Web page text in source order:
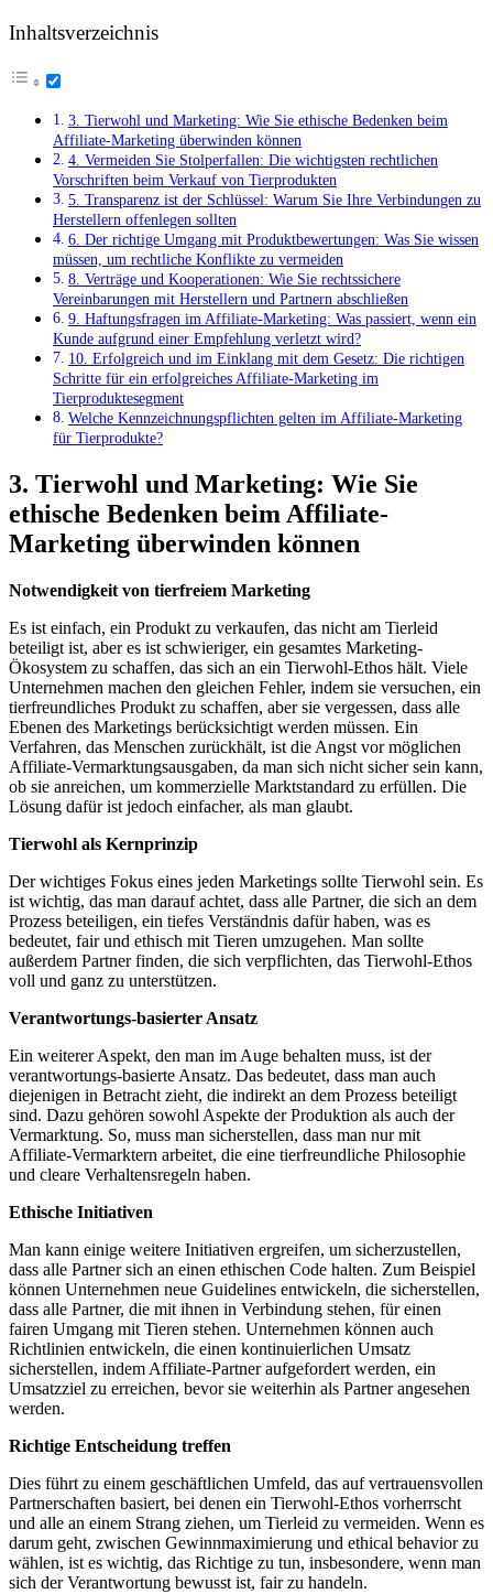
Inhaltsverzeichnis
3. Tierwohl und Marketing: Wie Sie‌ ethische Bedenken⁤ beim
Affiliate-Marketing überwinden ⁢können
4. Vermeiden Sie Stolperfallen: Die wichtigsten rechtlichen⁢
Vorschriften beim Verkauf von Tierprodukten
5. Transparenz⁤ ist der Schlüssel: Warum Sie Ihre ​Verbindungen zu⁤
Herstellern offenlegen sollten
6. Der richtige Umgang mit Produktbewertungen: Was ​Sie⁣ wissen
müssen, um rechtliche Konflikte zu vermeiden
8. Verträge und ⁢Kooperationen: Wie Sie⁤ rechtssichere
Vereinbarungen mit Herstellern und Partnern abschließen
9. Haftungsfragen‍ im Affiliate-Marketing:​ Was⁤ passiert, wenn ein
Kunde‍ aufgrund einer Empfehlung ⁤verletzt wird?
10. Erfolgreich und im Einklang mit dem Gesetz: Die richtigen
Schritte für⁢ ein erfolgreiches Affiliate-Marketing ⁣im
Tierproduktesegment
Welche Kennzeichnungspflichten gelten im Affiliate-Marketing
für Tierprodukte?
3. Tierwohl und Marketing: Wie Sie‌
ethische Bedenken⁤ beim Affiliate-
Marketing überwinden ⁢können
Notwendigkeit von​ tierfreiem Marketing
Es ist einfach, ein Produkt ⁤zu‍ verkaufen, das nicht am ⁤Tierleid
beteiligt ist, aber es ist schwieriger, ein gesamtes Marketing-
Ökosystem zu schaffen, das sich an ein Tierwohl-Ethos hält. Viele
Unternehmen machen den gleichen Fehler, indem sie versuchen, ein⁢
tierfreundliches Produkt zu schaffen, aber sie vergessen, dass alle
⁢Ebenen ‍des Marketings berücksichtigt ⁤werden müssen. Ein
Verfahren, das Menschen zurückhält, ist⁢ die ​Angst ‌vor möglichen‌
Affiliate-Vermarktungsausgaben, ⁢da man⁣ sich nicht⁤ sicher⁤ sein kann,
ob sie⁣ anreichen,⁣ um kommerzielle​ Marktstandard‍ zu erfüllen. Die
Lösung dafür ist jedoch​ einfacher, als man glaubt. ⁣
Tierwohl ⁣als ⁣Kernprinzip
Der wichtiges Fokus eines ​jeden Marketings sollte Tierwohl sein. Es
ist wichtig, das ⁣man ‌darauf achtet, dass alle‍ Partner,​ die sich an dem‌
Prozess beteiligen, ⁤ein tiefes ‌Verständnis dafür ‌haben, was⁤ es
bedeutet, fair und ethisch mit Tieren umzugehen. ​Man sollte
außerdem⁢ Partner finden, ⁣die sich⁤ verpflichten, das Tierwohl-Ethos
voll⁣ und ganz zu unterstützen.
Verantwortungs-basierter Ansatz
Ein ⁤weiterer Aspekt, den⁤ man ⁤im Auge behalten muss, ist der
verantwortungs-basierte Ansatz. Das‌ bedeutet, dass man auch
diejenigen​ in Betracht⁣ zieht, die indirekt an dem ⁣Prozess beteiligt
⁢sind. Dazu gehören sowohl⁣ Aspekte der Produktion⁤ als auch der
Vermarktung. So, ⁢muss man sicherstellen, dass man nur ‌mit
Affiliate-Vermarktern⁤ arbeitet,​ die⁤ eine​ tierfreundliche ⁢Philosophie
und cleare Verhaltensregeln⁣ haben.
Ethische Initiativen
Man kann einige weitere Initiativen ergreifen, um ‍sicherzustellen,
dass alle Partner sich⁣ an ​einen ethischen Code halten. Zum Beispiel⁤
können Unternehmen ​neue ⁤Guidelines entwickeln, die sicherstellen,
⁤dass alle Partner, die mit ihnen in Verbindung stehen, für einen
‌fairen‌ Umgang mit ‍Tieren stehen. Unternehmen können auch
‍Richtlinien entwickeln, die⁢ einen kontinuierlichen Umsatz
sicherstellen, indem ​Affiliate-Partner⁢ aufgefordert werden, ein
Umsatzziel zu erreichen,⁤ bevor sie weiterhin ⁣als Partner⁤ angesehen⁣
werden.
Richtige Entscheidung treffen
Dies führt⁢ zu einem geschäftlichen Umfeld, das auf vertrauensvollen
Partnerschaften ​basiert,​ bei denen ein Tierwohl-Ethos vorherrscht
und alle ⁤an‌ einem Strang ⁤ziehen, um‍ Tierleid ⁢zu vermeiden. Wenn es
‌darum geht, zwischen Gewinnmaximierung und ethical ⁣behavior zu
wählen, ist es wichtig, das Richtige zu tun, insbesondere, ⁣wenn man
sich der Verantwortung bewusst ist, fair zu handeln.